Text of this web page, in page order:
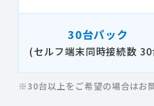
30台パック
(セルフ端末同時接続数
※30台以上をご希望の場合はお